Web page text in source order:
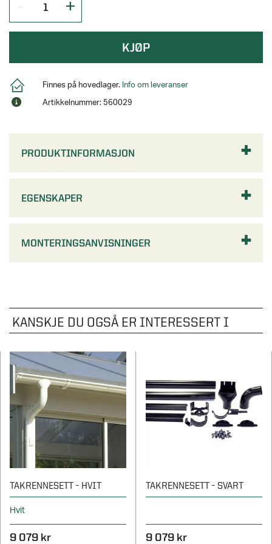
KJØP
Finnes på hovedlager. Info om leveranser
Artikkelnummer: 560029
PRODUKTINFORMASJON
EGENSKAPER
MONTERINGSANVISNINGER
KANSKJE DU OGSÅ ER INTERESSERT I
TAKRENNESETT - HVIT
Hvit
9 079 kr
TAKRENNESETT - SVART
9 079 kr